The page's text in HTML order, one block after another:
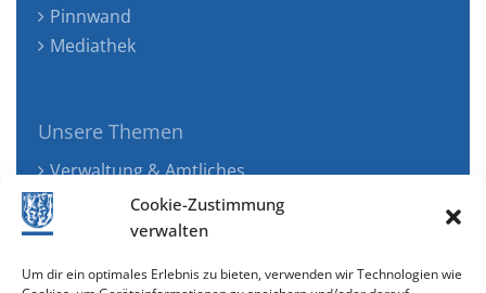
Cookie-Zustimmung
verwalten
Um dir ein optimales Erlebnis zu bieten, verwenden wir Technologien wie
Pinnwand
Mediathek
Unsere Themen
Verwaltung & Amtliches
Jugend, Familie & Gesundheit
Tourismus, Freizeit & Ökologie
Wirtschaft & Verkehr